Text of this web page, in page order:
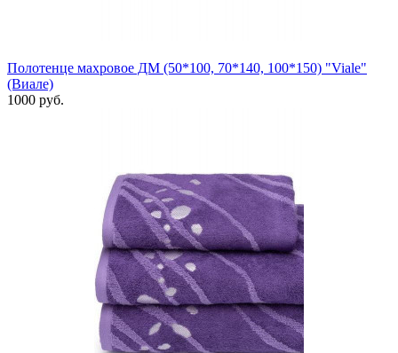
Полотенце махровое ДМ (50*100, 70*140, 100*150) "Viale"
(Виале)
1000 руб.